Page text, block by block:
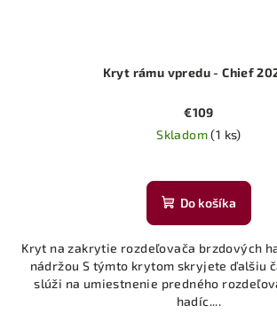
Kryt rámu vpredu - Chief
€109
Skladom(1 ks)
Do košíka
Kryt na zakrytie rozdeľovača brzdových
nádržou S týmto krytom skryjete ďalšiu
slúži na umiestnenie predného
hadíc....